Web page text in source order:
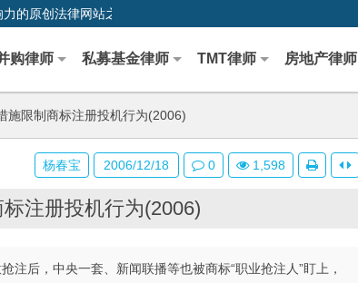
的原创法律网站之一
购律师 私募基金律师 TMT律师 房地产律师
施限制商标注册投机行为(2006)
注册投机行为(2006)
后，中央一套、新闻联播等也被商标“职业抢注人”盯上，
杨春宝 2006/12/18 0 1,598